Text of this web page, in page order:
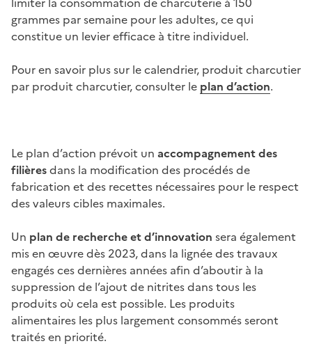
grammes par semaine pour les adultes, ce qui
constitue un levier efficace à titre individuel.
Pour en savoir plus sur le calendrier, produit charcutier
par produit charcutier, consulter le plan d’action.
Le plan d’action prévoit un accompagnement des
filièresdans la modification des procédés de
fabrication et des recettes nécessaires pour le respect
des valeurs cibles maximales.
Un plan de recherche et d’innovation sera également
mis en œuvre dès 2023, dans la lignée des travaux
engagés ces dernières années afin d’aboutir à la
suppression de l’ajout de nitrites dans tous les
produits où cela est possible. Les produits
alimentaires les plus largement consommés seront
traités en priorité.